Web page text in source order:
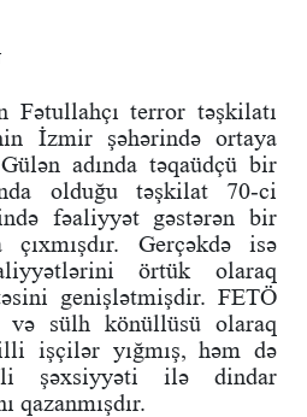
Fətullahçı terror təşkilatı
İzmir şəhərində ortaya
adında təqaüdçü bir
olduğu təşkilat 70-ci
fəaliyyət gəstərən bir
Gerçəkdə isə
örtük olaraq
genişlətmişdir. FETÖ
sülh könüllüsü olaraq
işçilər yığmış, həm də
şəxsiyyəti ilə dindar
qazanmışdır.